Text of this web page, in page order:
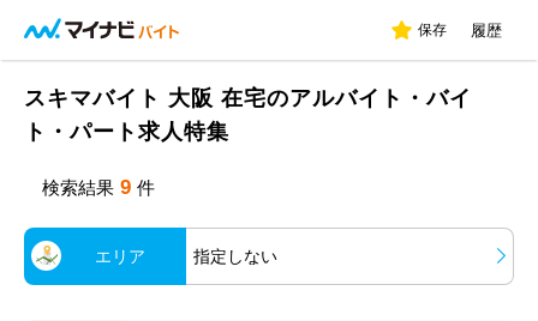
保存 履歴
スキマバイト 大阪 在宅のアルバイト・バイ
ト・パート求人特集
検索結果 9 件
エリア 指定しない